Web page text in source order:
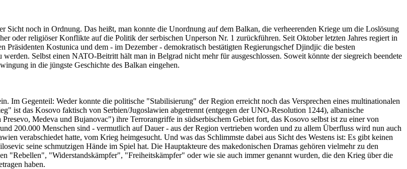
Sicht noch in Ordnung. Das heißt, man konnte die Unordnung auf dem Balkan, die verheerenden Kriege um die Loslösung
oder religiöser Konflikte auf die Politik der serbischen Unperson Nr. 1 zurückführen. Seit Oktober letzten Jahres regiert in
Kostunica und dem - im Dezember - demokratisch bestätigten Regierungschef Djindjic die besten
Selbst einen NATO-Beitritt hält man in Belgrad nicht mehr für ausgeschlossen. Soweit könnte der siegreich beendete
in die jüngste Geschichte des Balkan eingehen.
Im Gegenteil: Weder konnte die politische "Stabilisierung" der Region erreicht noch das Versprechen eines multinationalen
ist das Kosovo faktisch von Serbien/Jugoslawien abgetrennt (entgegen der UNO-Resolution 1244), albanische
Medeva und Bujanovac") ihre Terrorangriffe in südserbischem Gebiet fort, das Kosovo selbst ist zu einer von
200.000 Menschen sind - vermutlich auf Dauer - aus der Region vertrieben worden und zu allem Überfluss wird nun auch
verabschiedet hatte, vom Krieg heimgesucht. Und was das Schlimmste dabei aus Sicht des Westens ist: Es gibt keinen
seine schmutzigen Hände im Spiel hat. Die Hauptakteure des makedonischen Dramas gehören vielmehr zu den
"Rebellen", "Widerstandskämpfer", "Freiheitskämpfer" oder wie sie auch immer genannt wurden, die den Krieg über die
haben.